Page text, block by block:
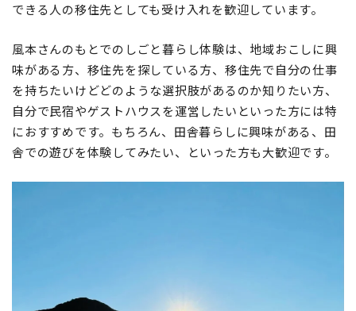
できる人の移住先としても受け入れを歓迎しています。
風本さんのもとでのしごと暮らし体験は、地域おこしに興
味がある方、移住先を探している方、移住先で自分の仕事
を持ちたいけどどのような選択肢があるのか知りたい方、
自分で民宿やゲストハウスを運営したいといった方には特
におすすめです。もちろん、田舎暮らしに興味がある、田
舎での遊びを体験してみたい、といった方も大歓迎です。